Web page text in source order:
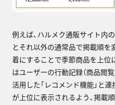
例えば、ハルメク通販サイト内の
とそれ以外の通常品で掲載順を
着にすることで季節商品を上位
はユーザーの行動記録（商品閲
活用した「レコメンド機能」と連
が上位に表示されるよう、掲載